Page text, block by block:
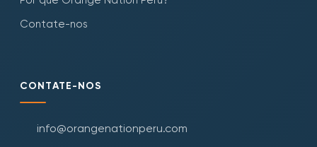
Contate-nos
CONTATE-NOS
info@orangenationperu.com